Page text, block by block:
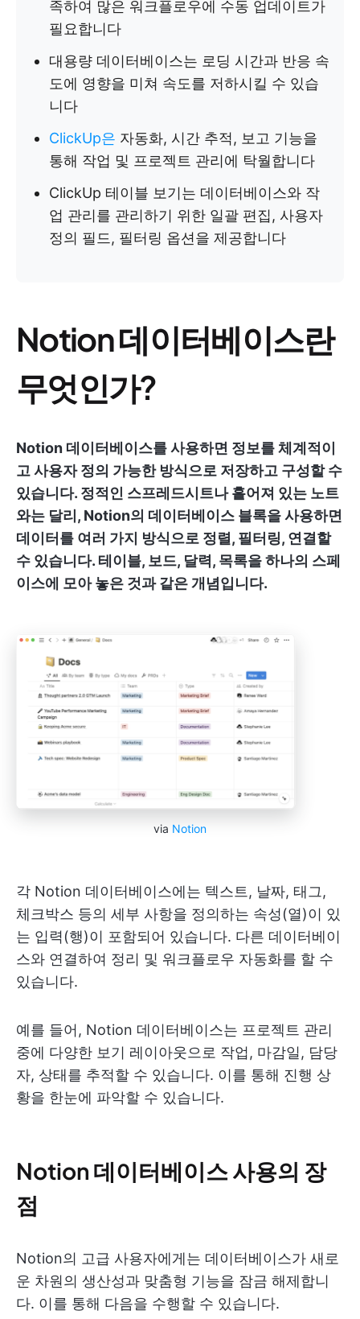
족하여 많은 워크플로우에 수동 업데이트가
필요합니다
대용량 데이터베이스는 로딩 시간과 반응 속
도에 영향을 미쳐 속도를 저하시킬 수 있습
니다
ClickUp은 자동화, 시간 추적, 보고 기능을
통해 작업 및 프로젝트 관리에 탁월합니다
ClickUp 테이블 보기는 데이터베이스와 작
업 관리를 관리하기 위한 일괄 편집, 사용자
정의 필드, 필터링 옵션을 제공합니다
Notion 데이터베이스란
무엇인가?
Notion 데이터베이스를 사용하면 정보를 체계적이
고 사용자 정의 가능한 방식으로 저장하고 구성할 수
있습니다. 정적인 스프레드시트나 흩어져 있는 노트
와는 달리, Notion의 데이터베이스 블록을 사용하면
데이터를 여러 가지 방식으로 정렬, 필터링, 연결할
수 있습니다. 테이블, 보드, 달력, 목록을 하나의 스페
이스에 모아 놓은 것과 같은 개념입니다.
via Notion
각 Notion 데이터베이스에는 텍스트, 날짜, 태그,
체크박스 등의 세부 사항을 정의하는 속성(열)이 있
는 입력(행)이 포함되어 있습니다. 다른 데이터베이
스와 연결하여 정리 및 워크플로우 자동화를 할 수
있습니다.
예를 들어, Notion 데이터베이스는 프로젝트 관리
중에 다양한 보기 레이아웃으로 작업, 마감일, 담당
자, 상태를 추적할 수 있습니다. 이를 통해 진행 상
황을 한눈에 파악할 수 있습니다.
Notion 데이터베이스 사용의 장
점
Notion의 고급 사용자에게는 데이터베이스가 새로
운 차원의 생산성과 맞춤형 기능을 잠금 해제합니
다. 이를 통해 다음을 수행할 수 있습니다.